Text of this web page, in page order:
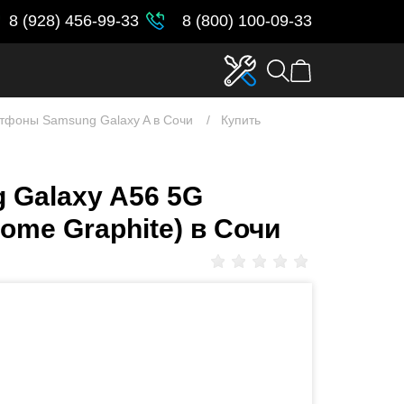
8 (928) 456-99-33 8 (800) 100-09-33
Samsung Galaxy A в Сочи
Купить
A56 5G
Graphite) в Сочи